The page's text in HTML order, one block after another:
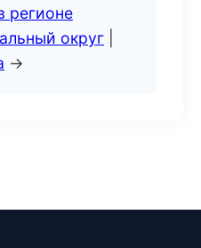
регионе
округ
→